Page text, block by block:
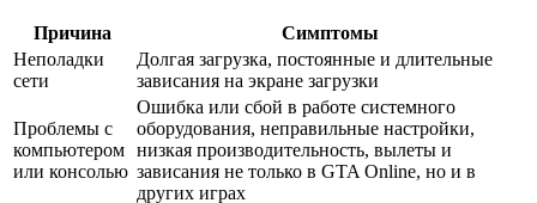
Причина
Симптомы
Неполадки
сети
Долгая загрузка, постоянные и длительные
зависания на экране загрузки
Проблемы с
компьютером
или консолью
Ошибка или сбой в работе системного
оборудования, неправильные настройки,
низкая производительность, вылеты и
зависания не только в GTA Online, но и в
других играх